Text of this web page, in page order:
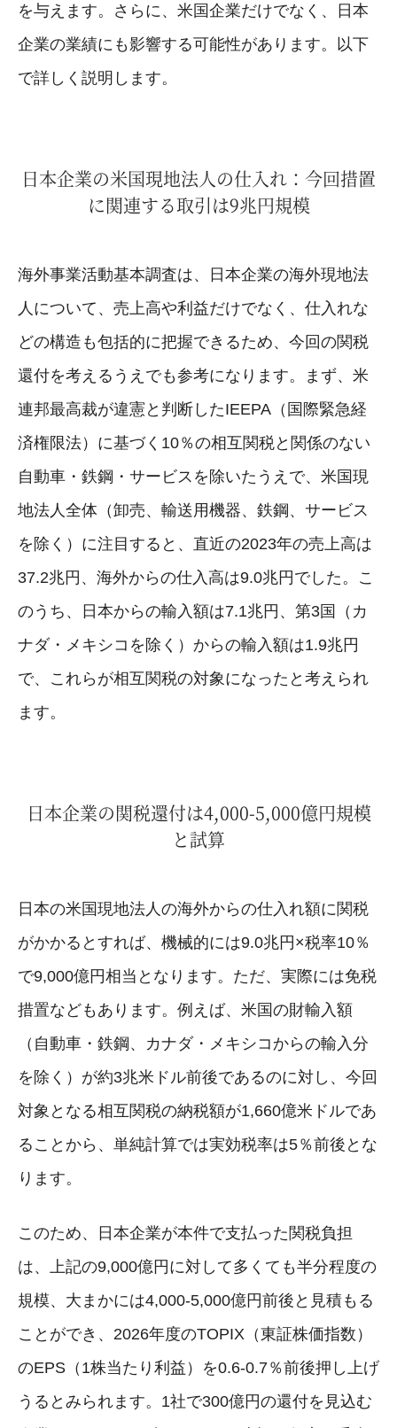
を与えます。さらに、米国企業だけでなく、日本
企業の業績にも影響する可能性があります。以下
で詳しく説明します。
日本企業の米国現地法人の仕入れ：今回措置
に関連する取引は9兆円規模
海外事業活動基本調査は、日本企業の海外現地法
人について、売上高や利益だけでなく、仕入れな
どの構造も包括的に把握できるため、今回の関税
還付を考えるうえでも参考になります。まず、米
連邦最高裁が違憲と判断したIEEPA（国際緊急経
済権限法）に基づく10％の相互関税と関係のない
自動車・鉄鋼・サービスを除いたうえで、米国現
地法人全体（卸売、輸送用機器、鉄鋼、サービス
を除く）に注目すると、直近の2023年の売上高は
37.2兆円、海外からの仕入高は9.0兆円でした。こ
のうち、日本からの輸入額は7.1兆円、第3国（カ
ナダ・メキシコを除く）からの輸入額は1.9兆円
で、これらが相互関税の対象になったと考えられ
ます。
日本企業の関税還付は4,000-5,000億円規模
と試算
日本の米国現地法人の海外からの仕入れ額に関税
がかかるとすれば、機械的には9.0兆円×税率10％
で9,000億円相当となります。ただ、実際には免税
措置などもあります。例えば、米国の財輸入額
（自動車・鉄鋼、カナダ・メキシコからの輸入分
を除く）が約3兆米ドル前後であるのに対し、今回
対象となる相互関税の納税額が1,660億米ドルであ
ることから、単純計算では実効税率は5％前後とな
ります。
このため、日本企業が本件で支払った関税負担
は、上記の9,000億円に対して多くても半分程度の
規模、大まかには4,000-5,000億円前後と見積もる
ことができ、2026年度のTOPIX（東証株価指数）
のEPS（1株当たり利益）を0.6-0.7％前後押し上げ
うるとみられます。1社で300億円の還付を見込む